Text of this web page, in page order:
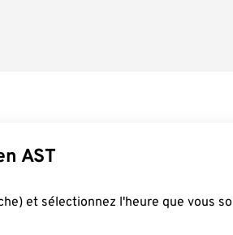
AST
et sélectionnez l'heure que vous